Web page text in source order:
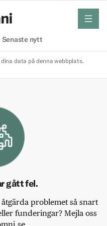
Senaste nytt
meny
data på denna webbplats.
gått fel.
problemet så snart
funderingar? Mejla oss